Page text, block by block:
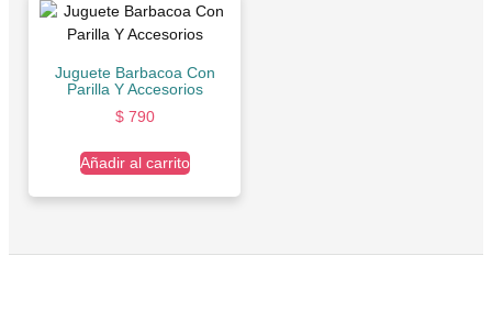
Juguete Barbacoa Con
Parilla Y Accesorios
$790
Añadir al carrito